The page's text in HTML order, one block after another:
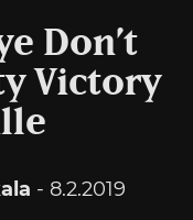
Don’t
Victory
- 8.2.2019